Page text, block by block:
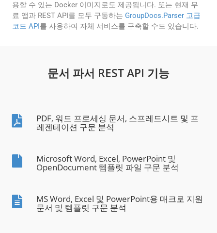
용할 수 있는 Docker 이미지로도 제공됩니다. 또는 현재 무
료 앱과 REST API를 모두 구동하는 GroupDocs.Parser 고급
코드 API를 사용하여 자체 서비스를 구축할 수도 있습니다.
문서 파서 REST API 기능
PDF, 워드 프로세싱 문서, 스프레드시트 및 프
레젠테이션 구문 분석
Microsoft Word, Excel, PowerPoint 및
OpenDocument 템플릿 파일 구문 분석
MS Word, Excel 및 PowerPoint용 매크로 지원
문서 및 템플릿 구문 분석